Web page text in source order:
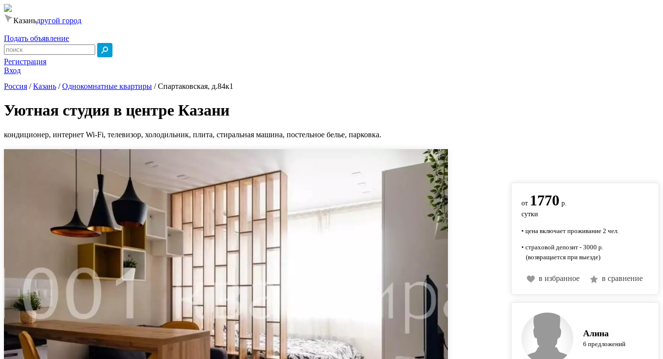
Казаньдругой город
Подать объявление
Регистрация
Вход
Россия /Казань /Однокомнатные квартиры /Спартаковская, д.84к1
Уютная студия в центре Казани
кондиционер, интернет Wi-Fi, телевизор, холодильник, плита, стиральная машина, постельное белье, парковка.
от 1770 р.
сутки
• цена включает проживание 2 чел.
• страховой депозит - 3000 р.
(возвращается при выезде)
в избранное в сравнение
Алина
6 предложений